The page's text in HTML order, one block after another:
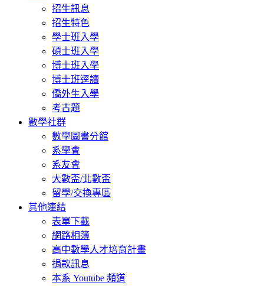
招生訊息
招生特色
學士班入學
碩士班入學
博士班入學
博士班逕讀
僑外生入學
考古題
數學社群
數學圖書分館
系學會
系友會
大數盃/北數盃
留學/交換專區
其他連結
表單下載
網路相簿
高中數學人才培育計畫
捐款訊息
本系 Youtube 頻道